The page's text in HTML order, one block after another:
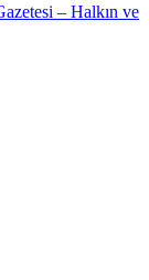
– Halkın ve